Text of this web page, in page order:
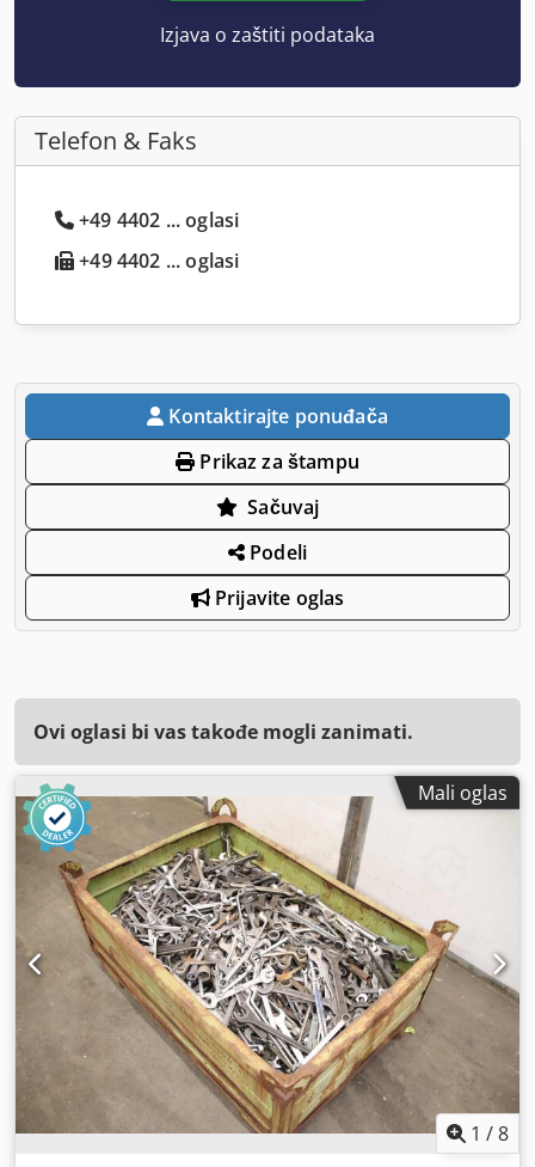
Izjava o zaštiti podataka
Telefon & Faks
+49 4402 ... oglasi
+49 4402 ... oglasi
Kontaktirajte ponuđača
Prikaz za štampu
Sačuvaj
Podeli
Prijavite oglas
Ovi oglasi bi vas takođe mogli zanimati.
Mali oglas
1 /8